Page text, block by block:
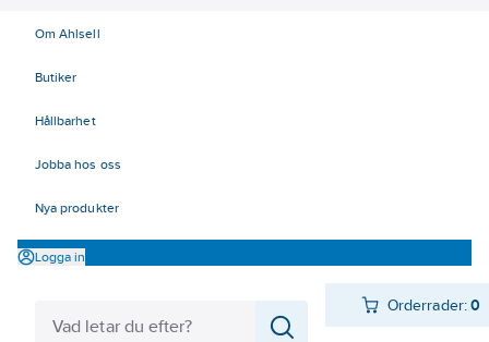
Om Ahlsell
Butiker
Hållbarhet
Jobba hos oss
Nya produkter
Logga in
Orderrader:0